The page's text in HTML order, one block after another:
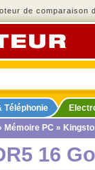
de comparaison
Téléphonie
Mémoire PC »
16